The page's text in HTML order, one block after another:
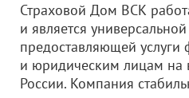
Страховой Дом ВСК
и является
предоставляющей услуги
и юридическим лицам на
России. Компания